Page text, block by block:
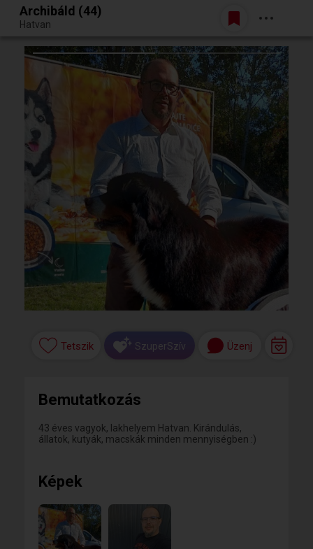
Egy jó randiból bármi lehet.
Belépés
Archibáld (44)
Hatvan
Tetszik SzuperSzív Üzenj
Bemutatkozás
43 éves vagyok, lakhelyem Hatvan. Kirándulás,
állatok, kutyák, macskák minden mennyiségben :)
Képek